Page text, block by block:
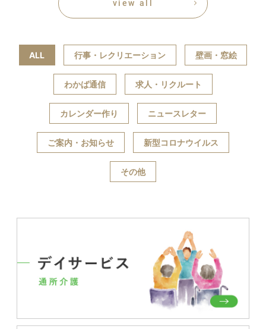
view all
ALL 行事・レクリエーション 壁画・窓絵
わかば通信 求人・リクルート
カレンダー作り ニュースレター
ご案内・お知らせ 新型コロナウイルス
その他